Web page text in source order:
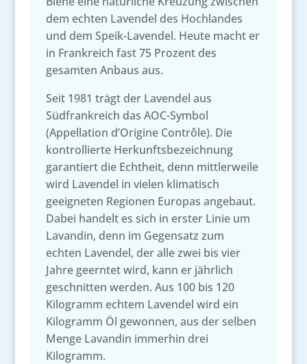
dem echten Lavendel des Hochlandes
und dem Speik-Lavendel. Heute macht er
in Frankreich fast 75 Prozent des
gesamten Anbaus aus.
Seit 1981 trägt der Lavendel aus
Südfrankreich das AOC-Symbol
(Appellation d’Origine Contrôle). Die
kontrollierte Herkunftsbezeichnung
garantiert die Echtheit, denn mittlerweile
wird Lavendel in vielen klimatisch
geeigneten Regionen Europas angebaut.
Dabei handelt es sich in erster Linie um
Lavandin, denn im Gegensatz zum
echten Lavendel, der alle zwei bis vier
Jahre geerntet wird, kann er jährlich
geschnitten werden. Aus 100 bis 120
Kilogramm echtem Lavendel wird ein
Kilogramm Öl gewonnen, aus der selben
Menge Lavandin immerhin drei
Kilogramm.